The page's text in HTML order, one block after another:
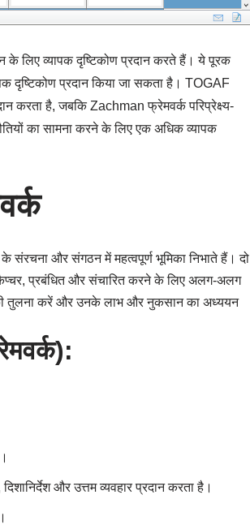
लिए व्यापक दृष्टिकोण प्रदान करते हैं। ये पूरक
दृष्टिकोण प्रदान किया जा सकता है। TOGAF
करता है, जबकि Zachman फ्रेमवर्क परिप्रेक्ष्य-
का सामना करने के लिए एक अधिक व्यापक
संरचना और संगठन में महत्वपूर्ण भूमिका निभाते हैं। दो
प्रबंधित और संचारित करने के लिए अलग-अलग
तुलना करें और उनके लाभ और नुकसान का अध्ययन
और उत्तम व्यवहार प्रदान करता है।